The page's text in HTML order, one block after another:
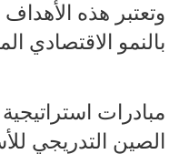
وتعتبر هذه الأهداف
بالنمو الاقتصادي
مبادرات
الصين التدريجي